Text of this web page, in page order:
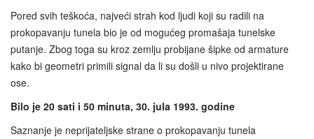
Pored svih teškoća, najveći strah kod ljudi koji su radili na
prokopavanju tunela bio je od mogućeg promašaja tunelske
putanje. Zbog toga su kroz zemlju probijane šipke od armature
kako bi geometri primili signal da li su došli u nivo projektirane
ose.
Bilo je 20 sati i 50 minuta, 30. jula 1993. godine
Saznanje je neprijateljske strane o prokopavanju tunela